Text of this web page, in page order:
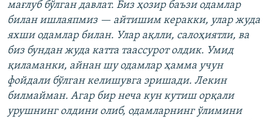
мағлуб бўлган давлат. Биз ҳозир баъзи одамлар
билан ишлаяпмиз — айтишим керакки, улар жуда
яхши одамлар билан. Улар ақлли, салоҳиятли, ва
биз бундан жуда катта таассурот олдик. Умид
қиламанки, айнан шу одамлар ҳамма учун
фойдали бўлган келишувга эришади. Лекин
билмайман. Агар бир неча кун кутиш орқали
урушнинг олдини олиб, одамларнинг ўлимини